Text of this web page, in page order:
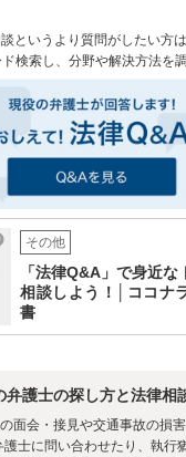
というより質問がしたい方
検索し、分野や解決方法を
その他
「法律Q&A」で身近
相談しよう！│ココナ
書
弁護士の探し方と法律相
面会・接見や交通事故の損
士に問い合わせたり、執行